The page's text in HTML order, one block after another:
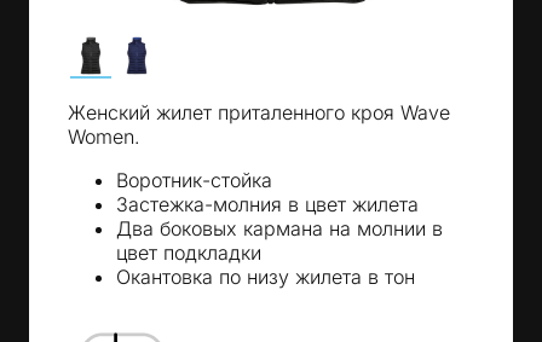
Женский жилет приталенного кроя Wave
Women.
Воротник-стойка
Застежка-молния в цвет жилета
Два боковых кармана на молнии в
цвет подкладки
Окантовка по низу жилета в тон